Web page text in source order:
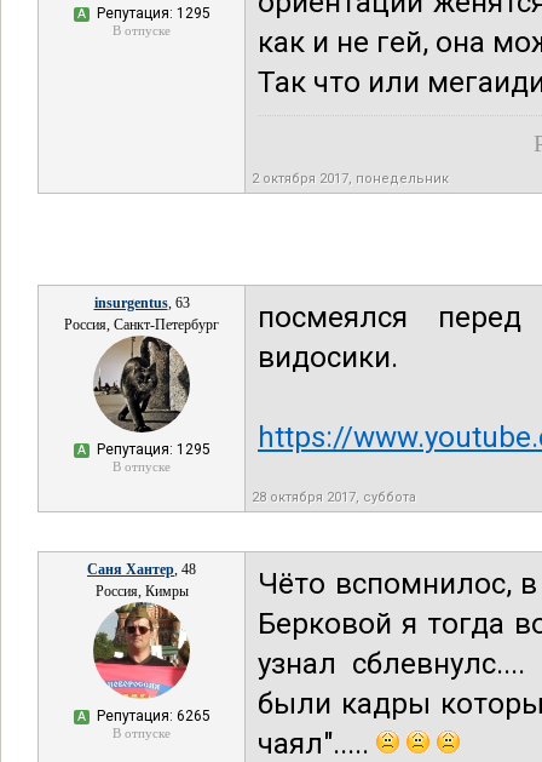
А Репутация: 1295
В отпуске
как и не гей, она
Так что или
2 октября 2017, понедельник
insurgentus, 63
Россия, Санкт-Петербург
А Репутация: 1295
В отпуске
посмеялся
видосики.
https://
28 октября 2017, суббота
Саня Хантер, 48
Россия, Кимры
А Репутация: 6265
В отпуске
Чёто вспомнилос,
Берковой я тогда
узнал
были кадры
чаял".....